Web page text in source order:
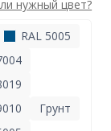
нужный цвет?
RAL 5005
Грунт